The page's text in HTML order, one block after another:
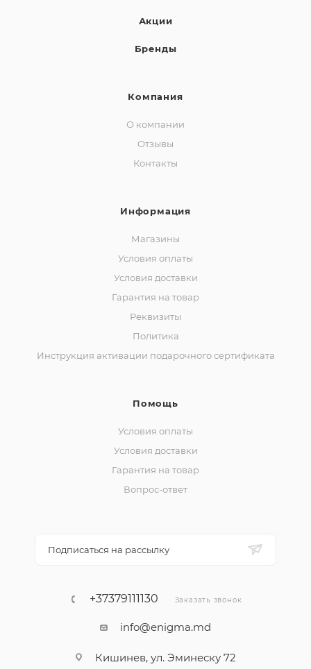
Акции
Бренды
Компания
О компании
Отзывы
Контакты
Информация
Магазины
Условия оплаты
Условия доставки
Гарантия на товар
Реквизиты
Политика
Инструкция активации подарочного сертификата
Помощь
Условия оплаты
Условия доставки
Гарантия на товар
Вопрос-ответ
Подписаться на рассылку
+37379111130 Заказать звонок
info@enigma.md
Кишинев, ул. Эминеску 72